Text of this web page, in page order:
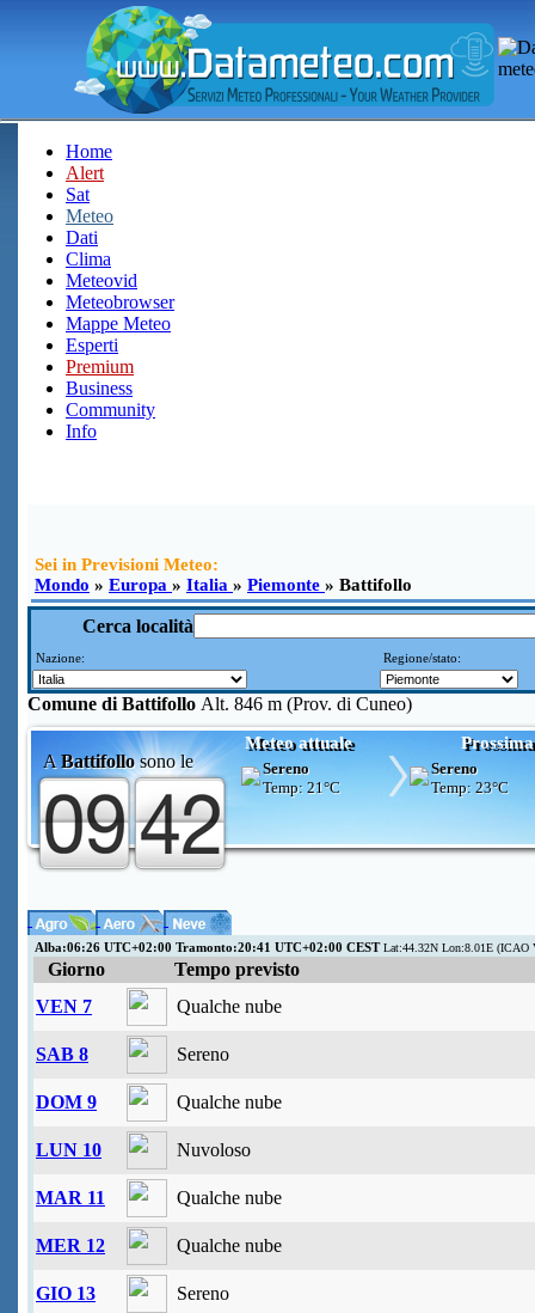
Home
Alert
Sat
Meteo
Dati
Clima
Meteovid
Meteobrowser
Mappe Meteo
Esperti
Premium
Business
Community
Info
Sei in Previsioni Meteo:
Mondo » Europa » Italia » Piemonte » Battifollo
Cerca località
Nazione: Regione/stato:
Comune di Battifollo Alt. 846 m (Prov. di Cuneo)
A Battifollosono le
Meteo attuale
Sereno
Temp: 21°C
Sereno
Temp: 23°C
Alba:06:26 UTC+02:00 Tramonto:20:41 UTC+02:00 CESTLat:44.32N Lon:8.01E (ICAO
Giorno
Tempo previsto
VEN 7
Qualche nube
SAB 8 Sereno
DOM 9 Qualche nube
LUN 10 Nuvoloso
MAR 11 Qualche nube
MER 12 Qualche nube
GIO 13 Sereno